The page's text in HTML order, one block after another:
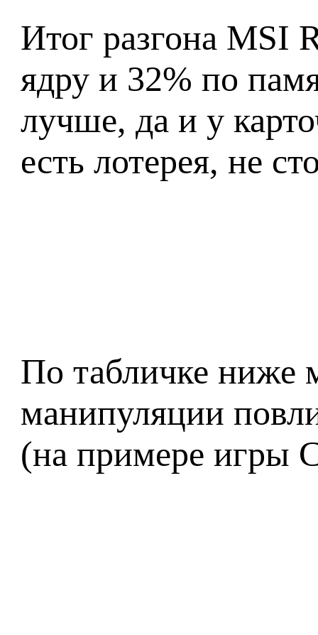
Итог разгона MSI
ядру и 32% по
лучше, да и у
есть лотерея, не
По табличке ниже
манипуляции
(на примере игры